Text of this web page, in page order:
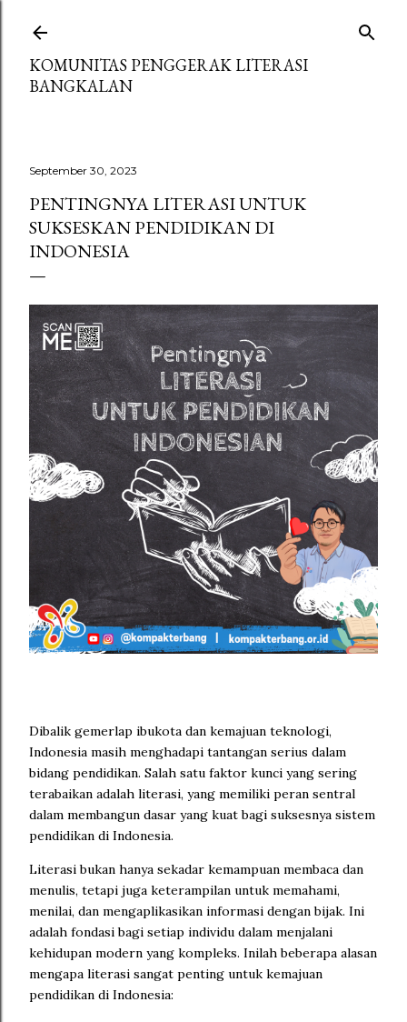
KOMUNITAS PENGGERAK LITERASI
BANGKALAN
September 30, 2023
PENTINGNYA LITERASI UNTUK
SUKSESKAN PENDIDIKAN DI
INDONESIA
Dibalik gemerlap ibukota dan kemajuan teknologi,
Indonesia masih menghadapi tantangan serius dalam
bidang pendidikan. Salah satu faktor kunci yang sering
terabaikan adalah literasi, yang memiliki peran sentral
dalam membangun dasar yang kuat bagi suksesnya sistem
pendidikan di Indonesia.
Literasi bukan hanya sekadar kemampuan membaca dan
menulis, tetapi juga keterampilan untuk memahami,
menilai, dan mengaplikasikan informasi dengan bijak. Ini
adalah fondasi bagi setiap individu dalam menjalani
kehidupan modern yang kompleks. Inilah beberapa alasan
mengapa literasi sangat penting untuk kemajuan
pendidikan di Indonesia: